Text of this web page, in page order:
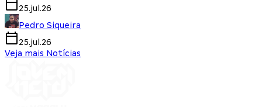
25.jul.26
Pedro Siqueira
25.jul.26
Veja mais Notícias